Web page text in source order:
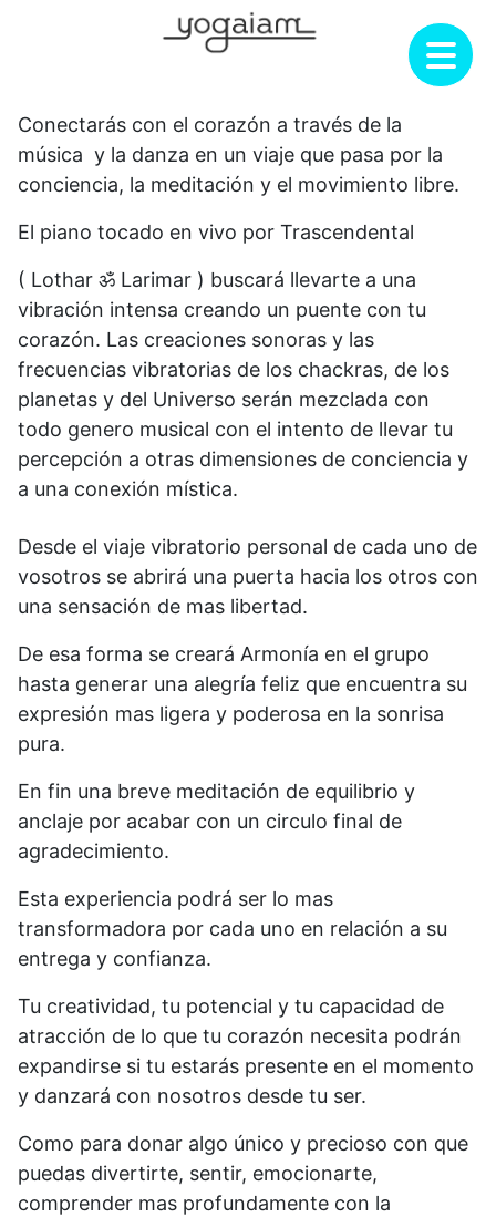
Conectarás con el corazón a través de la
música y la danza en un viaje que pasa por la
conciencia, la meditación y el movimiento libre.
El piano tocado en vivo por Trascendental
( Lothar ॐ Larimar ) buscará llevarte a una
vibración intensa creando un puente con tu
corazón. Las creaciones sonoras y las
frecuencias vibratorias de los chackras, de los
planetas y del Universo serán mezclada con
todo genero musical con el intento de llevar tu
percepción a otras dimensiones de conciencia y
a una conexión mística.
Desde el viaje vibratorio personal de cada uno de
vosotros se abrirá una puerta hacia los otros con
una sensación de mas libertad.
De esa forma se creará Armonía en el grupo
hasta generar una alegría feliz que encuentra su
expresión mas ligera y poderosa en la sonrisa
pura.
En fin una breve meditación de equilibrio y
anclaje por acabar con un circulo final de
agradecimiento.
Esta experiencia podrá ser lo mas
transformadora por cada uno en relación a su
entrega y confianza.
Tu creatividad, tu potencial y tu capacidad de
atracción de lo que tu corazón necesita podrán
expandirse si tu estarás presente en el momento
y danzará con nosotros desde tu ser.
Como para donar algo único y precioso con que
puedas divertirte, sentir, emocionarte,
comprender mas profundamente con la